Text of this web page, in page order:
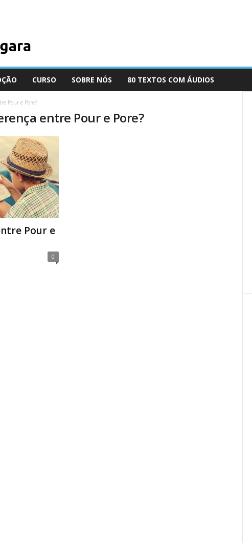
CURSO SOBRE NÓS 80 TEXTOS COM ÁUDIOS
Pour e Pore?
entre Pour e Pore?
Pour e
0